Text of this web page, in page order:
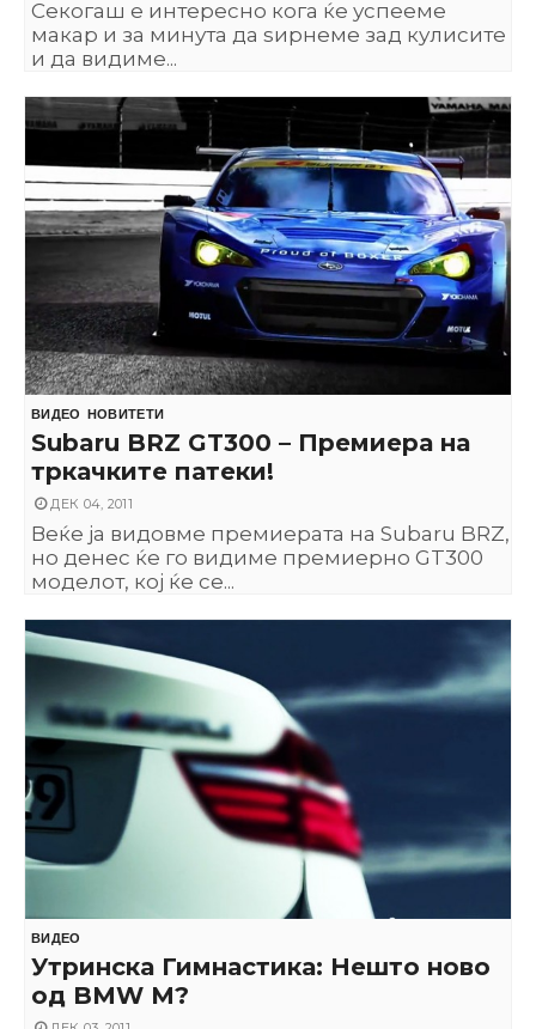
Секогаш е интересно кога ќе успееме
макар и за минута да ѕирнеме зад кулисите
и да видиме...
ВИДЕО НОВИТЕТИ
Subaru BRZ GT300 – Премиера на
тркачките патеки!
ДЕК 04, 2011
Веќе ја видовме премиерата на Subaru BRZ,
но денес ќе го видиме премиерно GT300
моделот, кој ќе се...
ВИДЕО
Утринска Гимнастика: Нешто ново
од BMW М?